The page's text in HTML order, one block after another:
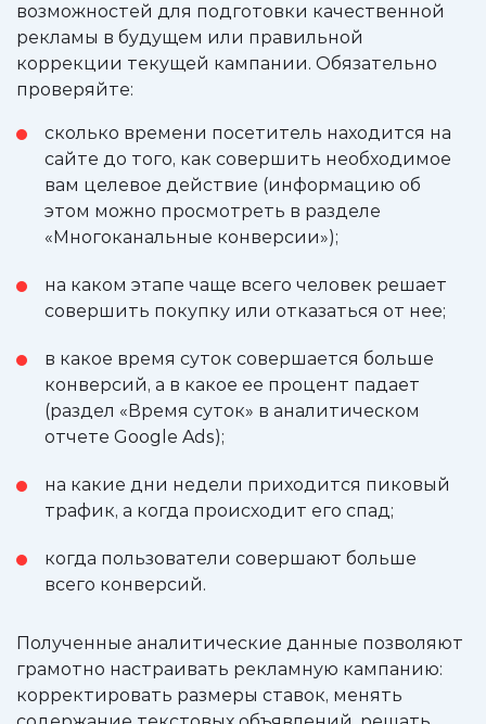
возможностей для подготовки качественной
рекламы в будущем или правильной
коррекции текущей кампании. Обязательно
проверяйте:
сколько времени посетитель находится на
сайте до того, как совершить необходимое
вам целевое действие (информацию об
этом можно просмотреть в разделе
«Многоканальные конверсии»);
на каком этапе чаще всего человек решает
совершить покупку или отказаться от нее;
в какое время суток совершается больше
конверсий, а в какое ее процент падает
(раздел «Время суток» в аналитическом
отчете Google Ads);
на какие дни недели приходится пиковый
трафик, а когда происходит его спад;
когда пользователи совершают больше
всего конверсий.
Полученные аналитические данные позволяют
грамотно настраивать рекламную кампанию:
корректировать размеры ставок, менять